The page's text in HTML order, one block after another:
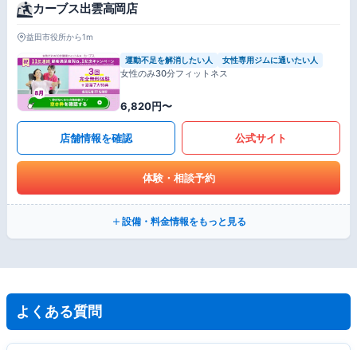
カーブス出雲高岡店
益田市役所から1m
運動不足を解消したい人 女性専用ジムに通いたい人
女性のみ30分フィットネス
6,820円〜
店舗情報を確認 公式サイト
体験・相談予約
設備・料金情報をもっと見る
よくある質問